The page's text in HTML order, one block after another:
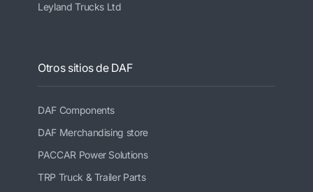
Leyland Trucks Ltd
Otros sitios de DAF
DAF Components
DAF Merchandising store
PACCAR Power Solutions
TRP Truck & Trailer Parts